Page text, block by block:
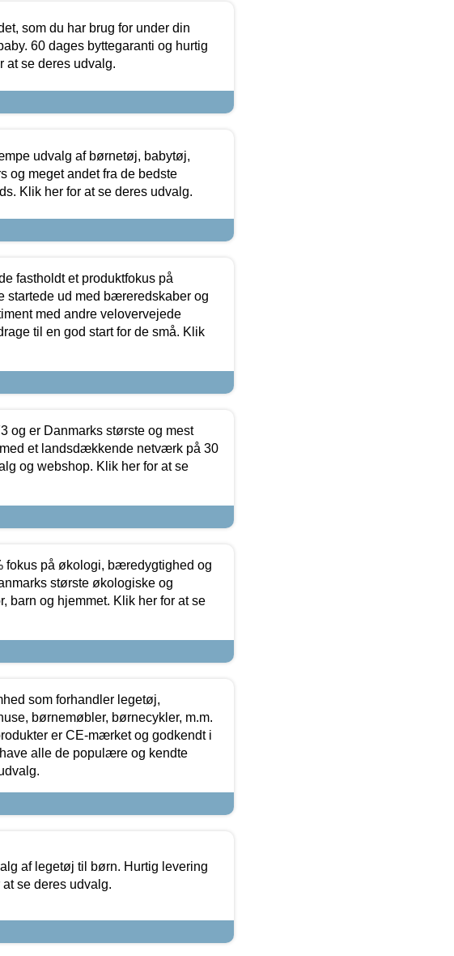
som du har brug for under din
60 dages byttegaranti og hurtig
at se deres udvalg.
udvalg af børnetøj, babytøj,
og meget andet fra de bedste
Klik her for at se deres udvalg.
fastholdt et produktfokus på
startede ud med bæreredskaber og
med andre velovervejede
til en god start for de små. Klik
og er Danmarks største og mest
et landsdækkende netværk på 30
og webshop. Klik her for at se
fokus på økologi, bæredygtighed og
største økologiske og
barn og hjemmet. Klik her for at se
som forhandler legetøj,
børnemøbler, børnecykler, m.m.
er CE-mærket og godkendt i
alle de populære og kendte
af legetøj til børn. Hurtig levering
se deres udvalg.